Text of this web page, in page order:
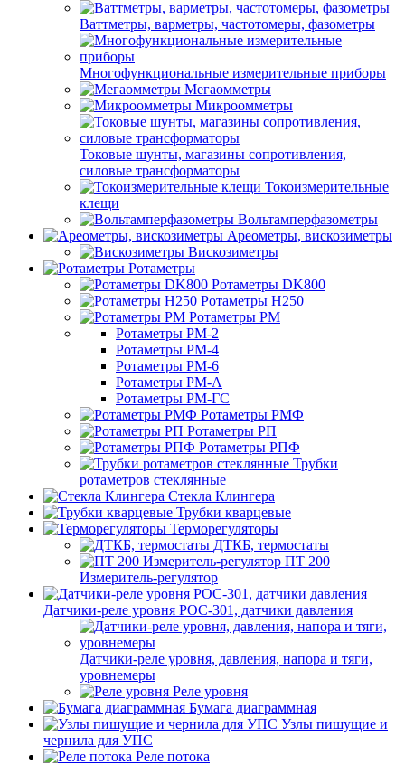
Ваттметры, варметры, частотомеры, фазометры
Многофункциональные измерительные приборы
Мегаомметры
Микроомметры
Токовые шунты, магазины сопротивления,
силовые трансформаторы
Токоизмерительные
клещи
Вольтамперфазометры
Ареометры, вискозиметры
Вискозиметры
Ротаметры
Ротаметры DK800
Ротаметры H250
Ротаметры РМ
Ротаметры РМ-2
Ротаметры РМ-4
Ротаметры РМ-6
Ротаметры РМ-А
Ротаметры РМ-ГС
Ротаметры РМФ
Ротаметры РП
Ротаметры РПФ
Трубки
ротаметров стеклянные
Стекла Клингера
Трубки кварцевые
Терморегуляторы
ДТКБ, термостаты
ПТ 200
Измеритель-регулятор
Датчики-реле уровня РОС-301, датчики давления
Датчики-реле уровня, давления, напора и тяги,
уровнемеры
Реле уровня
Бумага диаграммная
Узлы пишущие и
чернила для УПС
Реле потока